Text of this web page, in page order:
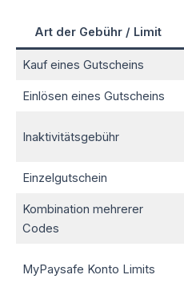
Art der Gebühr / Limit
Kauf eines Gutscheins
Einlösen eines Gutscheins
Inaktivitätsgebühr
Einzelgutschein
Kombination mehrerer
Codes
MyPaysafe Konto Limits